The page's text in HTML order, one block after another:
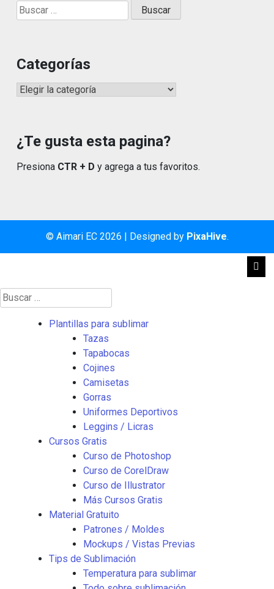
Buscar:
Categorías
Categorías
¿Te gusta esta pagina?
Presiona CTR + D y agrega a tus favoritos.
© Aimari EC 2026 | Designed by PixaHive.
Buscar:
Plantillas para sublimar
Tazas
Tapabocas
Cojines
Camisetas
Gorras
Uniformes Deportivos
Leggins / Licras
Cursos Gratis
Curso de Photoshop
Curso de CorelDraw
Curso de Illustrator
Más Cursos Gratis
Material Gratuito
Patrones / Moldes
Mockups / Vistas Previas
Tips de Sublimación
Temperatura para sublimar